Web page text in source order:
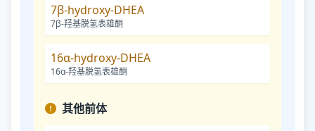
7β-hydroxy-DHEA
7β-羟基脱氢表雄酮
16α-hydroxy-DHEA
16α-羟基脱氢表雄酮
其他前体